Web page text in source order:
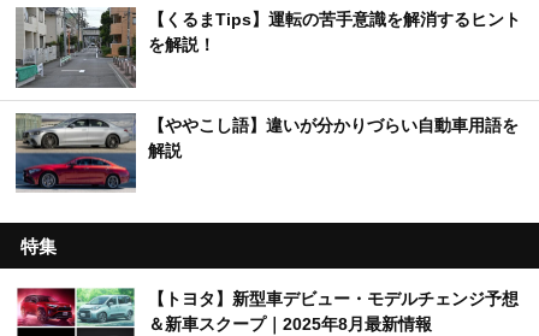
【くるまTips】運転の苦手意識を解消するヒント
を解説！
【ややこし語】違いが分かりづらい自動車用語を
解説
特集
【トヨタ】新型車デビュー・モデルチェンジ予想
＆新車スクープ｜2025年8月最新情報